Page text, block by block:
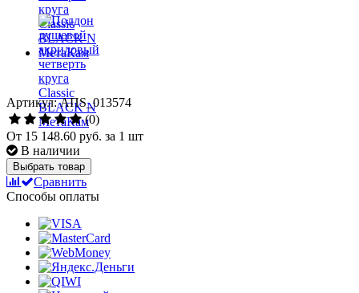
Артикул: АПS_013574
(0)
От 15 148.60 руб. за 1 шт
В наличии
Выбрать товар
Сравнить
Способы оплаты